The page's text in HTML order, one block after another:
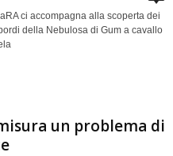
ci accompagna alla scoperta dei
della Nebulosa di Gum a cavallo
un problema di